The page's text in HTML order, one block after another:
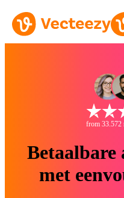
from 33.572
Betaalbare
met